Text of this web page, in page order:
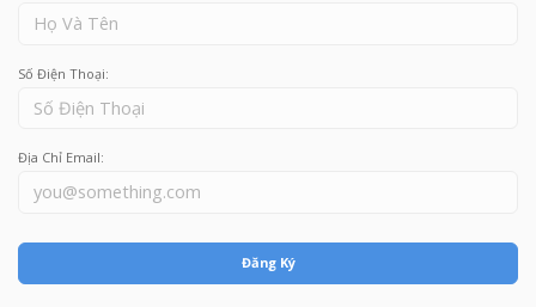
Số Điện Thoại:
Địa Chỉ Email:
Đăng Ký